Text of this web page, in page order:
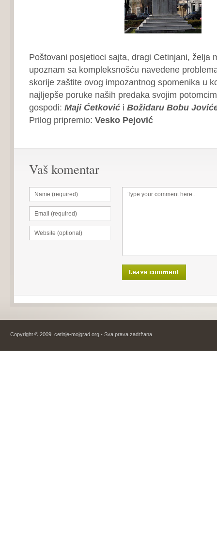
Poštovani posjetioci sajta, dragi Cetinjani, želja
upoznam sa kompleksnošću navedene
skorije zaštite ovog impozantnog spomenika u
najljepše poruke naših predaka svojim
gospodi: Maji Ćetkovići Božidaru Bobu
Prilog pripremio: Vesko Pejović
Vaš komentar
Copyright © 2009. cetinje-mojgrad.org - Sva prava zadržana.